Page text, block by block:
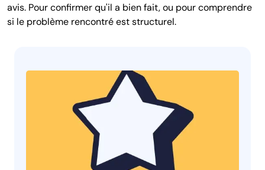
avis. Pour confirmer qu'il a bien fait, ou pour comprendre
si le problème rencontré est structurel.